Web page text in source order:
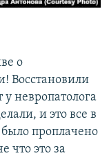
о
Восстановили
у невропатолога
и это все в
было проплачено
что это за